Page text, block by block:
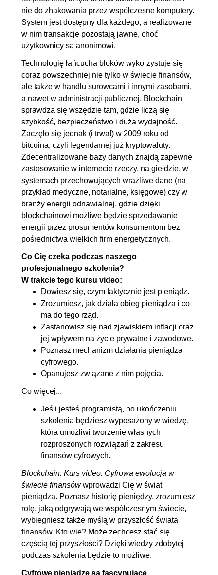
nie do zhakowania przez współczesne komputery.
System jest dostępny dla każdego, a realizowane
w nim transakcje pozostają jawne, choć
użytkownicy są anonimowi.
Technologię łańcucha bloków wykorzystuje się
coraz powszechniej nie tylko w świecie finansów,
ale także w handlu surowcami i innymi zasobami,
a nawet w administracji publicznej. Blockchain
sprawdza się wszędzie tam, gdzie liczą się
szybkość, bezpieczeństwo i duża wydajność.
Zaczęło się jednak (i trwa!) w 2009 roku od
bitcoina, czyli legendarnej już kryptowaluty.
Zdecentralizowane bazy danych znajdą zapewne
zastosowanie w internecie rzeczy, na giełdzie, w
systemach przechowujących wrażliwe dane (na
przykład medyczne, notarialne, księgowe) czy w
branży energii odnawialnej, gdzie dzięki
blockchainowi możliwe będzie sprzedawanie
energii przez prosumentów konsumentom bez
pośrednictwa wielkich firm energetycznych.
Co Cię czeka podczas naszego
profesjonalnego szkolenia?
W trakcie tego kursu video:
Dowiesz się, czym faktycznie jest pieniądz.
Zrozumiesz, jak działa obieg pieniądza i co
ma do tego rząd.
Zastanowisz się nad zjawiskiem inflacji oraz
jej wpływem na życie prywatne i zawodowe.
Poznasz mechanizm działania pieniądza
cyfrowego.
Opanujesz związane z nim pojęcia.
Co więcej...
Jeśli jesteś programistą, po ukończeniu
szkolenia będziesz wyposażony w wiedzę,
która umożliwi tworzenie własnych
rozproszonych rozwiązań z zakresu
finansów cyfrowych.
Blockchain. Kurs video. Cyfrowa ewolucja w
świecie finansówwprowadzi Cię w świat
pieniądza. Poznasz historię pieniędzy, zrozumiesz
rolę, jaką odgrywają we współczesnym świecie,
wybiegniesz także myślą w przyszłość świata
finansów. Kto wie? Może zechcesz stać się
częścią tej przyszłości? Dzięki wiedzy zdobytej
podczas szkolenia będzie to możliwe.
Cyfrowe pieniądze są fascynujące